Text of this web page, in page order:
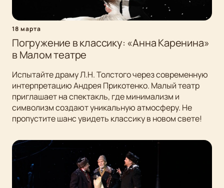
18 марта
Погружение в классику: «Анна Каренина»
в Малом театре
Испытайте драму Л.Н. Толстого через современную
интерпретацию Андрея Прикотенко. Малый театр
приглашает на спектакль, где минимализм и
символизм создают уникальную атмосферу. Не
пропустите шанс увидеть классику в новом свете!